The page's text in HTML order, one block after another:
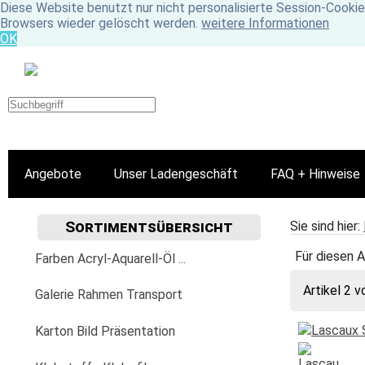
Diese Website benutzt nur nicht personalisierte Session-
Browsers wieder gelöscht werden. weitere Informationen
OK
Angebote Unser Ladengeschäft FAQ + Hinweise
Sortimentsübersicht
Farben Acryl-Aquarell-Öl ...
Acrylfarbe
Golden
Aquarellfarbe
Galerie Rahmen Transport
Aufhängung Befestigung
Bilder-Wechselrahmen
Karton Bild Präsentation
Sie sind hier:
Für diesen
Artikel 2